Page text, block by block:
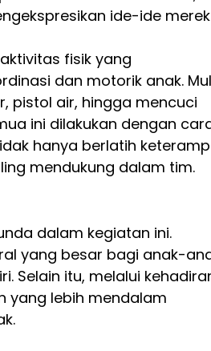
ide-ide
fisik yang
dan motorik anak.
pistol air, hingga mencuci
ini dilakukan dengan
hanya berlatih
mendukung dalam tim.
dalam kegiatan ini.
yang besar bagi anak-
Selain itu, melalui
yang lebih mendalam